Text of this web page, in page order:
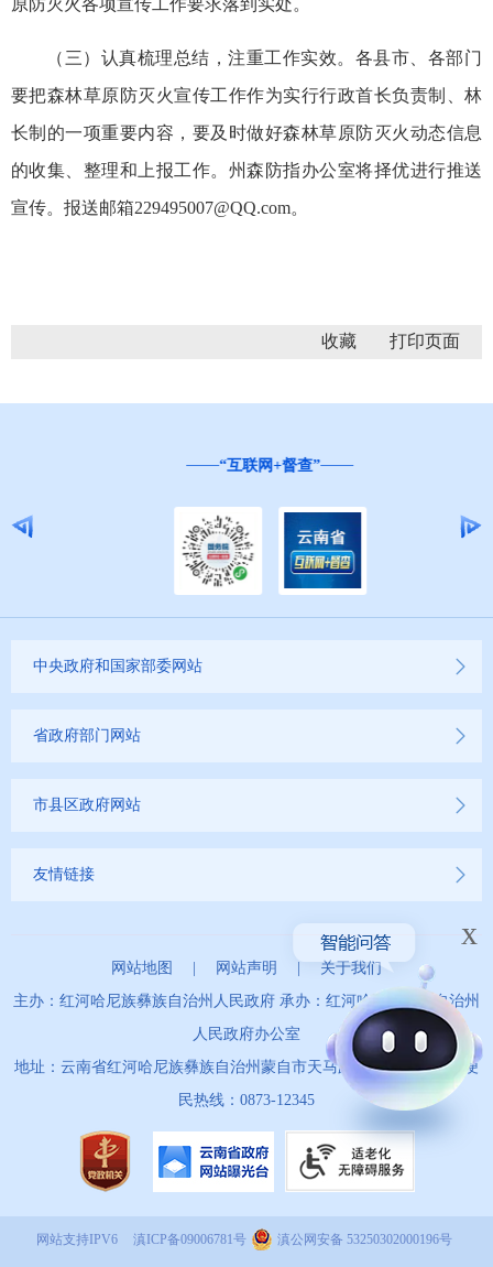
（三）认真梳理总结，注重工作实效。各县市、各部门
要把森林草原防灭火宣传工作作为实行行政首长负责制、林
长制的一项重要内容，要及时做好森林草原防灭火动态信息
的收集、整理和上报工作。州森防指办公室将择优进行推送
宣传。报送邮箱229495007@QQ.com。
收藏
“互联网+督查”
中央政府和国家部委网站
省政府部门网站
市县区政府网站
友情链接
网站地图 网站声明
关于我们
主办：红河哈尼族彝族自治州人民政府 承办：红河哈尼族彝族自治州
人民政府办公室
地址：云南省红河哈尼族彝族自治州蒙自市天马路67号 政务服务便
民热线：0873-12345
x
网站支持IPV6 滇ICP备09006781号 滇公网安备 53250302000196号